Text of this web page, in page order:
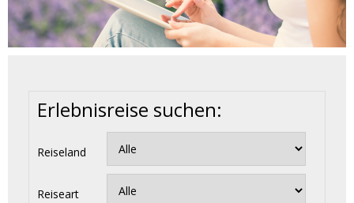
Erlebnisreise suchen:
Reiseland
Reiseart